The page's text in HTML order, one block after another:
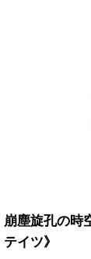
崩塵旋孔の
テイツ》